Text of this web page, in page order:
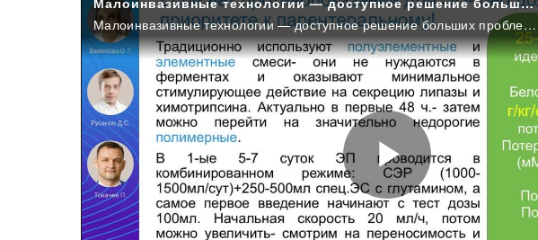
Малоинвазивные технологии — доступное решение больших проблем острого панкреатита. От доказательств к рутинной практике
Play